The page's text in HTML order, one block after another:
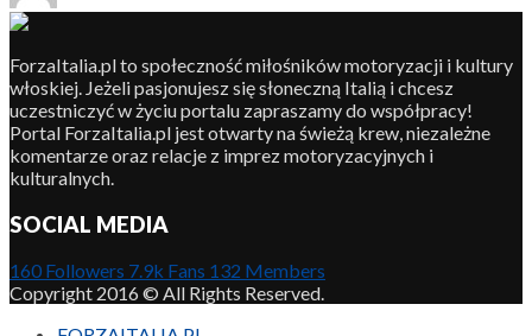
ForzaItalia.pl to społeczność miłośników motoryzacji i kultury
włoskiej. Jeżeli pasjonujesz się słoneczną Italią i chcesz
uczestniczyć w życiu portalu zapraszamy do współpracy!
Portal ForzaItalia.pl jest otwarty na świeżą krew, niezależne
komentarze oraz relacje z imprez motoryzacyjnych i
kulturalnych.
SOCIAL MEDIA
160 Followers 7.9k Fans 132 Members
Copyright 2016 © All Rights Reserved.